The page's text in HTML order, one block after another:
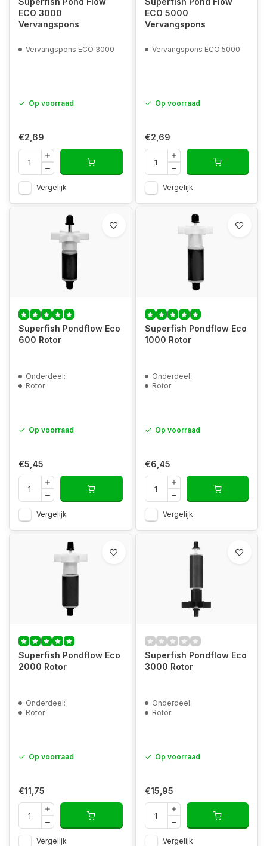
ECO 3000
Vervangspons
Vervangspons ECO 3000
Op voorraad
€2,69
Vergelijk
ECO 5000
Vervangspons
Vervangspons ECO 5000
Op voorraad
€2,69
Vergelijk
Superfish Pondflow Eco
600 Rotor
Onderdeel:
Rotor
Op voorraad
€5,45
Vergelijk
Superfish Pondflow Eco
1000 Rotor
Onderdeel:
Rotor
Op voorraad
€6,45
Vergelijk
Superfish Pondflow Eco
2000 Rotor
Onderdeel:
Rotor
Op voorraad
€11,75
Vergelijk
Superfish Pondflow Eco
3000 Rotor
Onderdeel:
Rotor
Op voorraad
€15,95
Vergelijk